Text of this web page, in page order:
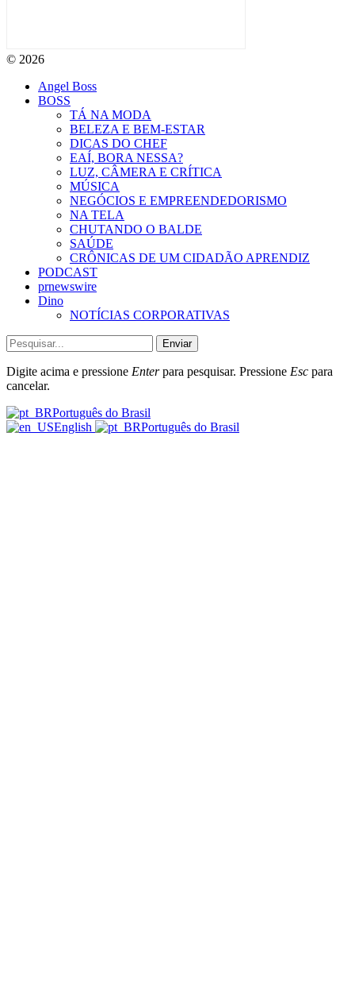
© 2026
Angel Boss
BOSS
TÁ NA MODA
BELEZA E BEM-ESTAR
DICAS DO CHEF
EAÍ, BORA NESSA?
LUZ, CÂMERA E CRÍTICA
MÚSICA
NEGÓCIOS E EMPREENDEDORISMO
NA TELA
CHUTANDO O BALDE
SAÚDE
CRÔNICAS DE UM CIDADÃO APRENDIZ
PODCAST
prnewswire
Dino
NOTÍCIAS CORPORATIVAS
Enviar
Digite acima e pressione Enterpara pesquisar. Pressione Esc para
cancelar.
Português do Brasil
English
Português do Brasil